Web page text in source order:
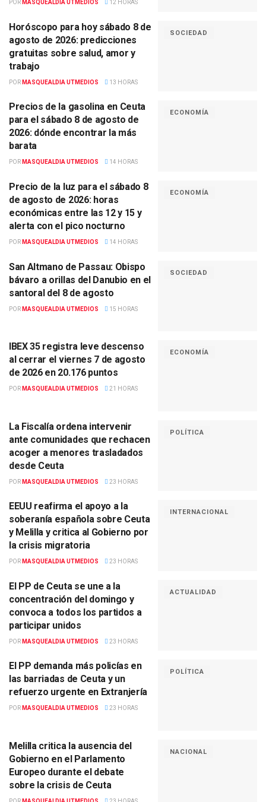
POR MASQUEALDIA UTMEDIOS 12 HORAS
SOCIEDAD
Horóscopo para hoy sábado 8 de
agosto de 2026: predicciones
gratuitas sobre salud, amor y
trabajo
POR MASQUEALDIA UTMEDIOS 13 HORAS
ECONOMÍA
Precios de la gasolina en Ceuta
para el sábado 8 de agosto de
2026: dónde encontrar la más
barata
POR MASQUEALDIA UTMEDIOS 14 HORAS
ECONOMÍA
Precio de la luz para el sábado 8
de agosto de 2026: horas
económicas entre las 12 y 15 y
alerta con el pico nocturno
POR MASQUEALDIA UTMEDIOS 14 HORAS
SOCIEDAD
San Altmano de Passau: Obispo
bávaro a orillas del Danubio en el
santoral del 8 de agosto
POR MASQUEALDIA UTMEDIOS 15 HORAS
ECONOMÍA
IBEX 35 registra leve descenso
al cerrar el viernes 7 de agosto
de 2026 en 20.176 puntos
POR MASQUEALDIA UTMEDIOS 21 HORAS
POLÍTICA
La Fiscalía ordena intervenir
ante comunidades que rechacen
acoger a menores trasladados
desde Ceuta
POR MASQUEALDIA UTMEDIOS 23 HORAS
INTERNACIONAL
EEUU reafirma el apoyo a la
soberanía española sobre Ceuta
y Melilla y critica al Gobierno por
la crisis migratoria
POR MASQUEALDIA UTMEDIOS 23 HORAS
ACTUALIDAD
El PP de Ceuta se une a la
concentración del domingo y
convoca a todos los partidos a
participar unidos
POR MASQUEALDIA UTMEDIOS 23 HORAS
POLÍTICA
El PP demanda más policías en
las barriadas de Ceuta y un
refuerzo urgente en Extranjería
POR MASQUEALDIA UTMEDIOS 23 HORAS
NACIONAL
Melilla critica la ausencia del
Gobierno en el Parlamento
Europeo durante el debate
sobre la crisis de Ceuta